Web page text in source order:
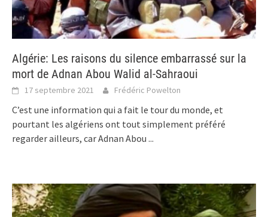
Algérie: Les raisons du silence embarrassé sur la
mort de Adnan Abou Walid al-Sahraoui
17 septembre 2021 Frédéric Powelton
C’est une information qui a fait le tour du monde, et
pourtant les algériens ont tout simplement préféré
regarder ailleurs, car Adnan Abou ...